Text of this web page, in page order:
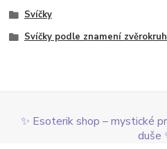
Svíčky
Svíčky podle znamení
✨ Esoterik shop – mystické
duše